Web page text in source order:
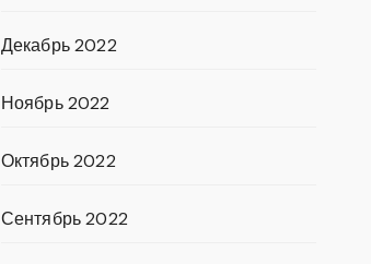
Декабрь 2022
Ноябрь 2022
Октябрь 2022
Сентябрь 2022